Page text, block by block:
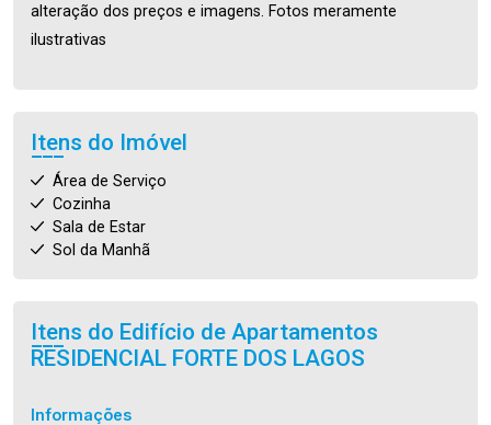
alteração dos preços e imagens. Fotos meramente
ilustrativas
Itens do Imóvel
Área de Serviço
Cozinha
Sala de Estar
Sol da Manhã
Itens do Edifício de Apartamentos
RESIDENCIAL FORTE DOS LAGOS
Informações